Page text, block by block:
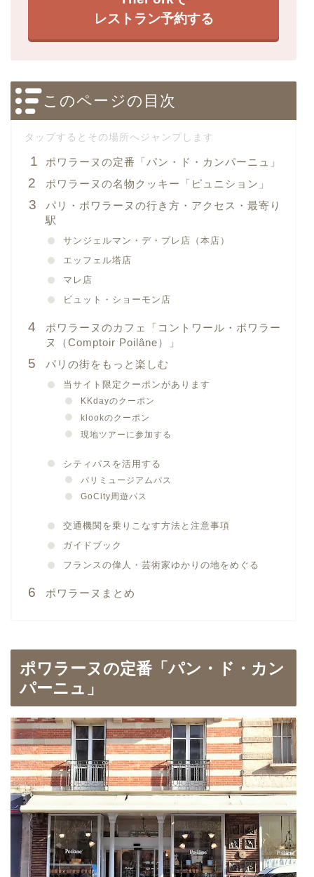
レストラン予約する
このページの目次
ポワラーヌの定番「パン・ド・カンパーニュ」
ポワラーヌの名物クッキー「ピュニション」
パリ・ポワラーヌの行き方・アクセス・最寄り
駅
サンジェルマン・デ・プレ店（本店）
エッフェル塔店
マレ店
ビュット・ショーモン店
ポワラーヌのカフェ「コントワール・ポワラー
ヌ（Comptoir Poilâne）」
パリの街をもっと楽しむ
当サイト限定クーポンがあります
KKdayのクーポン
klookのクーポン
現地ツアーに参加する
シティパスを活用する
パリミュージアムパス
GoCity周遊パス
交通機関を乗りこなす方法と注意事項
ガイドブック
フランスの偉人・芸術家ゆかりの地をめぐる
ポワラーヌまとめ
ポワラーヌの定番「パン・ド・カン
パーニュ」